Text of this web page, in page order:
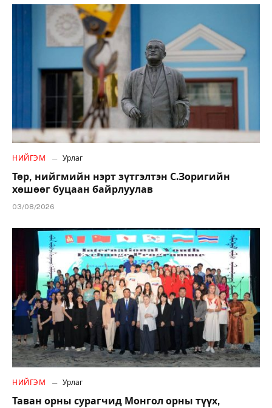
НИЙГЭМ Урлаг
Төр, нийгмийн нэрт зүтгэлтэн С.Зоригийн
хөшөөг буцаан байрлуулав
03/08/2026
НИЙГЭМ Урлаг
Таван орны сурагчид Монгол орны түүх,